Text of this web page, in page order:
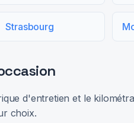
Strasbourg
d'entretien et le
choix.